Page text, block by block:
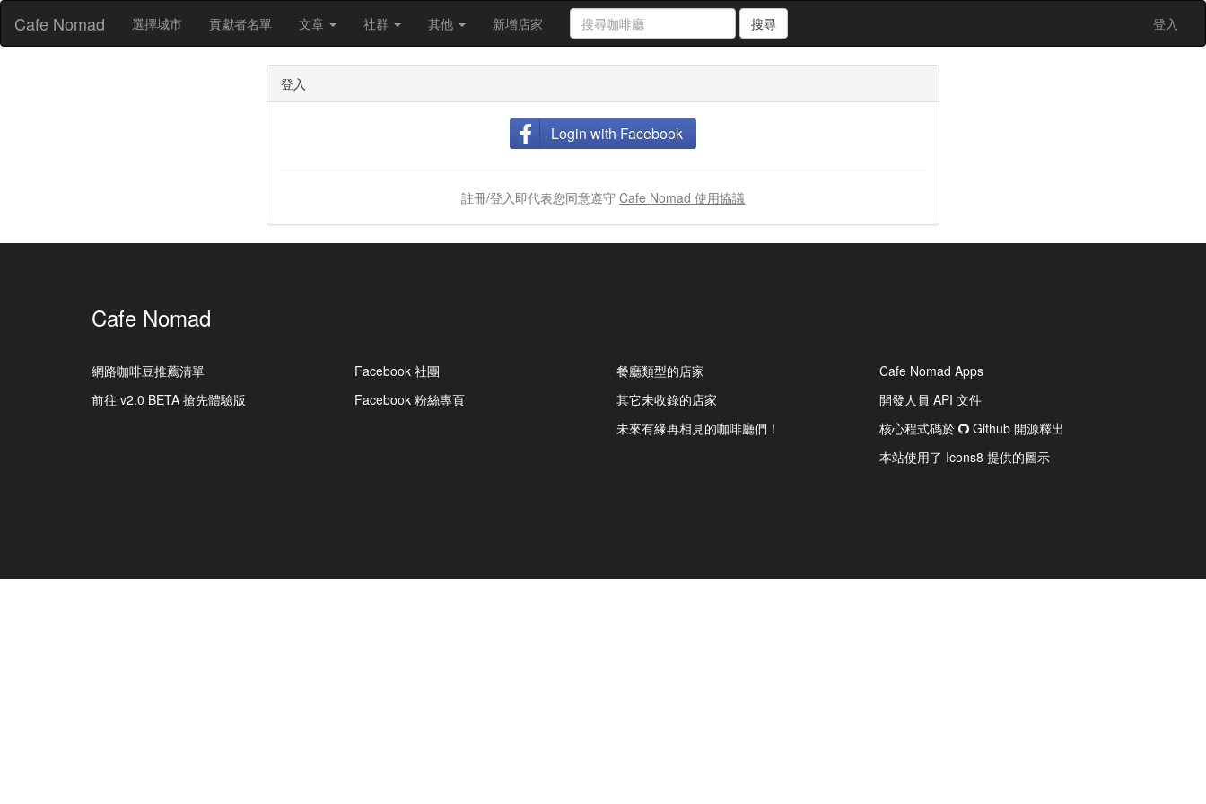
Cafe Nomad 選擇城市 貢獻者名單 文章 社群 其他 新增店家 搜尋 登入
登入
Login with Facebook
註冊/登入即代表您同意遵守 Cafe Nomad 使用協議
Cafe Nomad
網路咖啡豆推薦清單
前往 v2.0 BETA 搶先體驗版
Facebook 社團
Facebook 粉絲專頁
餐廳類型的店家
其它未收錄的店家
未來有緣再相見的咖啡廳們！
Cafe Nomad Apps
開發人員 API 文件
核心程式碼於
Github 開源釋出
本站使用了 Icons8 提供的圖示